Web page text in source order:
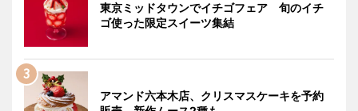
東京ミッドタウンでイチゴフェア 旬のイチ
ゴ使った限定スイーツ集結
アマンド六本木店、クリスマスケーキを予約